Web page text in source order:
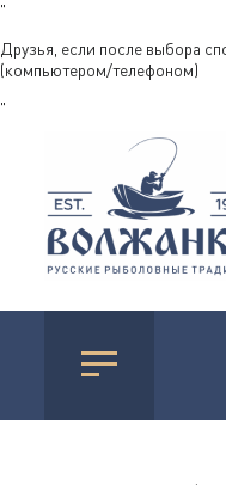
"
Друзья, если после выбора
(компьютером/телефоном)
"